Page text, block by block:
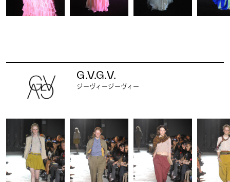
G.V.G.V.
ジーヴィージーヴィー